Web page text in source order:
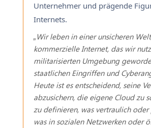
Unternehmer und prägende
Internets.
„Wir leben in einer unsicheren
kommerzielle Internet, das wir
militarisierten Umgebung
staatlichen Eingriffen und
Heute ist es entscheidend, seine
abzusichern, die eigene Cloud zu
zu definieren, was vertraulich
was in sozialen Netzwerken oder